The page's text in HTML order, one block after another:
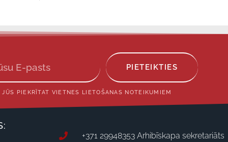
PIETEIKTIES
PIEKRĪTAT VIETNES LIETOŠANAS NOTEIKUMIEM
+371 29948353 Arhibīskapa sekretariāts